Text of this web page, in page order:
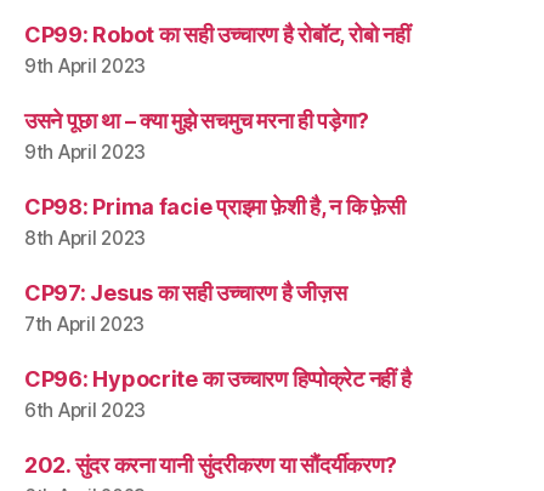
CP99: Robot का सही उच्चारण है रोबॉट, रोबो नहीं
9th April 2023
उसने पूछा था – क्या मुझे सचमुच मरना ही पड़ेगा?
9th April 2023
CP98: Prima facie प्राइमा फ़ेशी है, न कि फ़ेसी
8th April 2023
CP97: Jesus का सही उच्चारण है जीज़स
7th April 2023
CP96: Hypocrite का उच्चारण हिप्पोक्रेट नहीं है
6th April 2023
202. सुंदर करना यानी सुंदरीकरण या सौंदर्यीकरण?